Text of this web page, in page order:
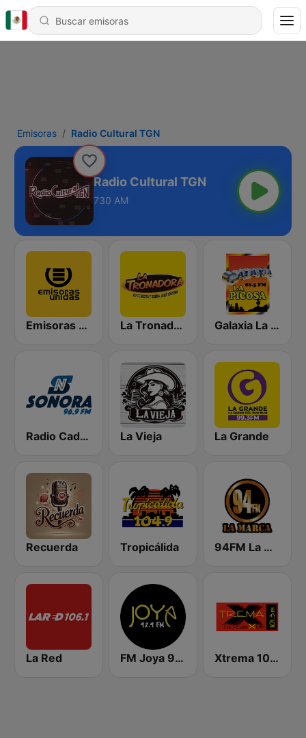
Emisoras Radio Cultural TGN
Radio Cultural TGN
730 AM
Emisoras Unidas La Tronadora Galaxia La Picosa
Radio Cadena Sonora La Vieja La Grande
Recuerda Tropicálida 94FM La Marca
La Red FM Joya 92.9 Xtrema 101.3 FM